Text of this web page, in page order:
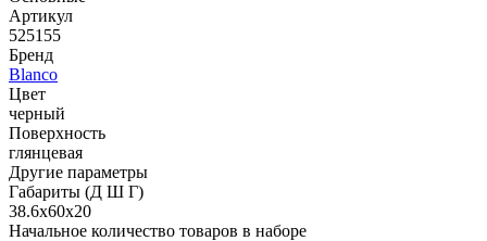
Артикул
525155
Бренд
Blanco
Цвет
черный
Поверхность
глянцевая
Другие параметры
Габариты (Д Ш Г)
38.6х60х20
Начальное количество товаров в наборе